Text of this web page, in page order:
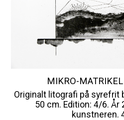
MIKRO-
Originalt litografi på syrefrit
50 cm. Edition: 4/6. År
kunstneren.